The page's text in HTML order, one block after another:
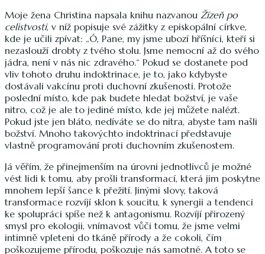
Moje žena Christina napsala knihu nazvanou Žízeň po
celistvosti, v níž popisuje své zážitky z episkopální církve,
kde je učili zpívat: „Ó, Pane, my jsme ubozí hříšníci, kteří si
nezaslouží drobty z tvého stolu. Jsme nemocní až do svého
jádra, není v nás nic zdravého.“ Pokud se dostanete pod
vliv tohoto druhu indoktrinace, je to, jako kdybyste
dostávali vakcínu proti duchovní zkušenosti. Protože
poslední místo, kde pak budete hledat božství, je vaše
nitro, což je ale to jediné místo, kde jej můžete nalézt.
Pokud jste jen bláto, nedíváte se do nitra, abyste tam našli
božství. Mnoho takovýchto indoktrinací představuje
vlastně programování proti duchovním zkušenostem.
Já věřím, že přinejmenším na úrovni jednotlivců je možné
vést lidi k tomu, aby prošli transformací, která jim poskytne
mnohem lepší šance k přežití. Jinými slovy, taková
transformace rozvíjí sklon k soucitu, k synergii a tendenci
ke spolupráci spíše než k antagonismu. Rozvíjí přirozený
smysl pro ekologii, vnímavost vůči tomu, že jsme velmi
intimně vpleteni do tkáně přírody a že cokoli, čím
poškozujeme přírodu, poškozuje nás samotné. A toto se